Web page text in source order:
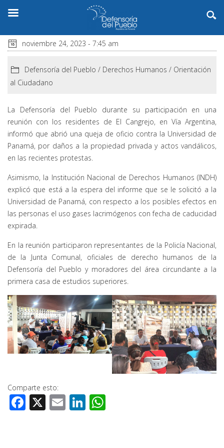
noviembre 24, 2023 - 7:45 am
Defensoría del Pueblo / Derechos Humanos / Orientación
al Ciudadano
La Defensoría del Pueblo durante su participación en una
reunión con los residentes de El Cangrejo, en Vía Argentina,
informó que abrió una queja de oficio contra la Universidad de
Panamá, por daños a la propiedad privada y actos vandálicos,
en las recientes protestas.
Asimismo, la Institución Nacional de Derechos Humanos (INDH)
explicó que está a la espera del informe que se le solicitó a la
Universidad de Panamá, con respecto a los posibles efectos en
las personas el uso gases lacrimógenos con fecha de caducidad
expirada.
En la reunión participaron representantes de la Policía Nacional,
de la Junta Comunal, oficiales de derecho humanos de la
Defensoría del Pueblo y moradores del área circundante a la
primera casa de estudios superiores.
Comparte esto:
Facebook
X EmailLinkedIn